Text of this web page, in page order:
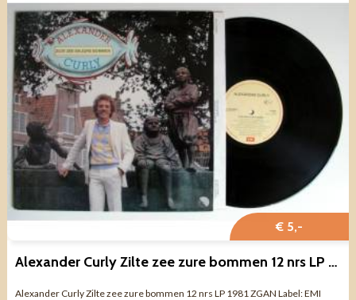
€ 5,-
Alexander Curly Zilte zee zure bommen 12 nrs LP 1981 ZGAN
Alexander Curly Zilte zee zure bommen 12 nrs LP 1981 ZGAN Label: EMI